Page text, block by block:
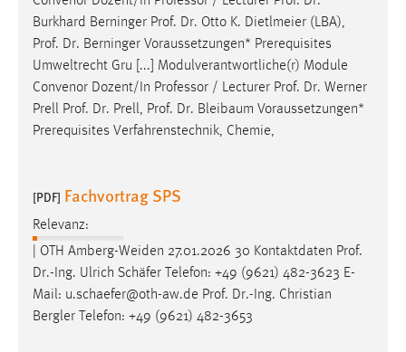
Burkhard Berninger Prof. Dr. Otto K. Dietlmeier (LBA),
Prof. Dr. Berninger Voraussetzungen* Prerequisites
Umweltrecht Gru [...] Modulverantwortliche(r) Module
Convenor Dozent/In Professor / Lecturer Prof. Dr. Werner
Prell Prof. Dr. Prell, Prof. Dr. Bleibaum Voraussetzungen*
Prerequisites Verfahrenstechnik, Chemie,
[PDF] Fachvortrag SPS
Relevanz:
| OTH Amberg-Weiden 27.01.2026 30 Kontaktdaten Prof.
Dr.-Ing. Ulrich Schäfer Telefon: +49 (9621) 482-3623 E-
Mail: u.schaefer@oth-aw.de Prof. Dr.-Ing. Christian
Bergler Telefon: +49 (9621) 482-3653
verwendet, um personalisierte Werbung anzuzeigen.
Sie tun dies, indem sie Besucher über Websites
hinweg verfolgen.
Google Ads
Name:
Google Ireland Limited
Conversion-Tracking
Cookie Laufzeit:
3 Monate